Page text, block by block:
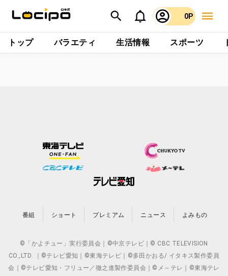
0P
トップ バラエティ 生活情報 スポーツ
番組 ショート プレミアム ニュース よみもの
©「かよチュー」実行委員会｜©中京テレビ｜© CBC TELEVISION
CO.,LTD. ｜©テレビ愛知｜©東海テレビ｜©多田かおる/ イタキス製作委員
会｜©テレビ愛知・フリュー／徹之進製作委員会｜©メ～テレ｜©東海テレ